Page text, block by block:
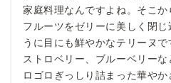
家庭料理なんですよね。そこ
フルーツをゼリーに美しく閉
うに目にも鮮やかなテリーヌで
ストロベリー、ブルーベリー
ロゴロぎっしり詰まった華や